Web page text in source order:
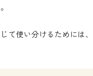
て使い分けるためには